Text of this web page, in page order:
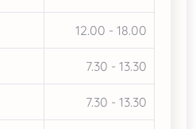
12.00 - 18.00
7.30 - 13.30
7.30 - 13.30